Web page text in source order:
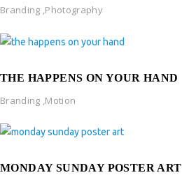
Branding ,Photography
THE HAPPENS ON YOUR HAND
Branding Motion
MONDAY SUNDAY POSTER ART